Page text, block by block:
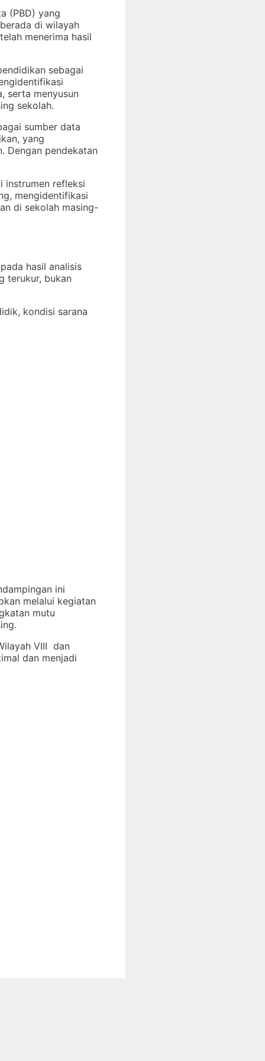
(PBD) yang
di wilayah
menerima hasil
sebagai
serta menyusun
sekolah.
sumber data
yang
Dengan pendekatan
instrumen refleksi
mengidentifikasi
di sekolah masing-
hasil analisis
terukur, bukan
kondisi sarana
ini
melalui kegiatan
mutu
VIII dan
dan menjadi